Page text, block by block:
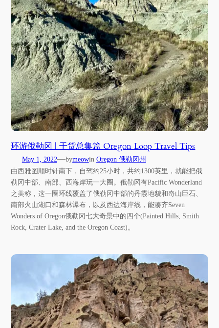
环游俄勒冈 | 干货总集篇 Oregon Loop Travel Tips
May 1, 2022—bymeowin Oregon 俄勒冈州
由西雅图顺时针南下，自驾约25小时，共约1300英里，就能把俄
勒冈中部、南部、西海岸玩一大圈。俄勒冈有Pacific Wonderland
之美称，这一圈环线覆盖了俄勒冈中部的丹霞地貌和奇山巨石、
南部火山湖口和森林瀑布，以及西边海岸线，能凑齐Seven
Wonders of Oregon俄勒冈七大奇景中的四个(Painted Hills, Smith
Rock, Crater Lake, and the Oregon Coast)。